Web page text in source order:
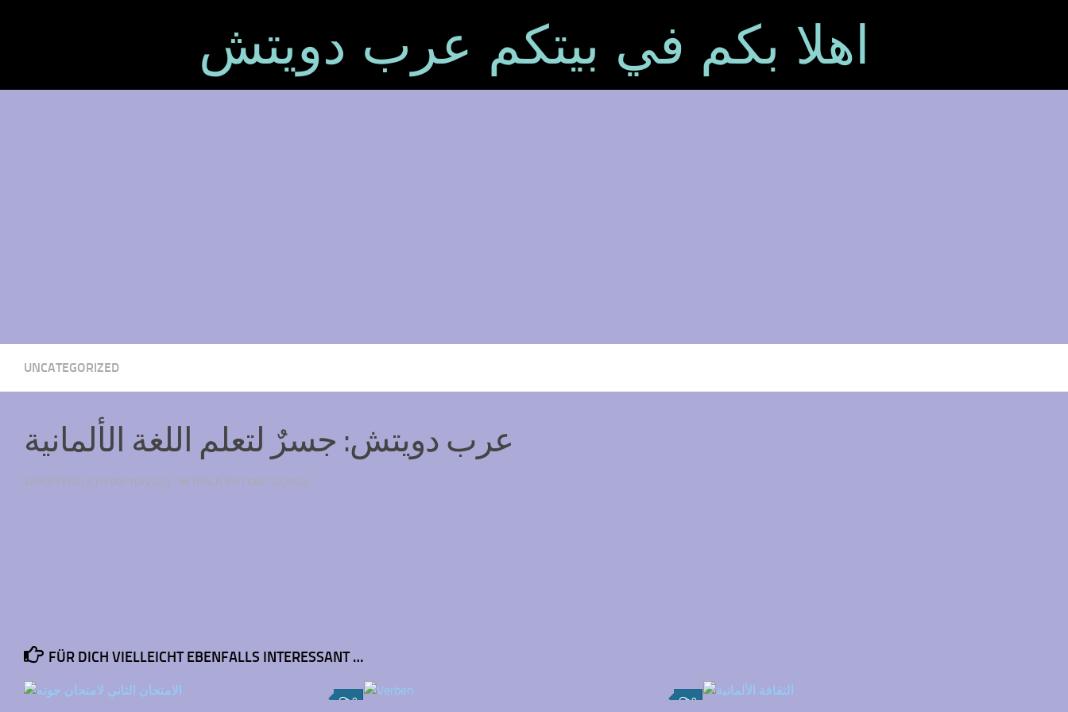
اهلا بكم في بيتكم عرب دويتش
UNCATEGORIZED
عرب دويتش: جسرٌ لتعلم اللغة الألمانية
VERÖFFENTLICHT 08/10/2023 · AKTUALISIERT 08/10/2023
FÜR DICH VIELLEICHT EBENFALLS INTERESSANT …
0 0